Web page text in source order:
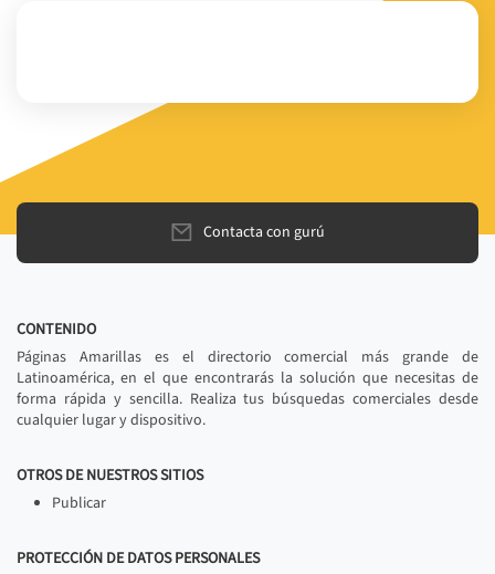
Contacta con gurú
CONTENIDO
Páginas Amarillas es el directorio comercial más grande de
Latinoamérica, en el que encontrarás la solución que necesitas de
forma rápida y sencilla. Realiza tus búsquedas comerciales desde
cualquier lugar y dispositivo.
OTROS DE NUESTROS SITIOS
Publicar
PROTECCIÓN DE DATOS PERSONALES